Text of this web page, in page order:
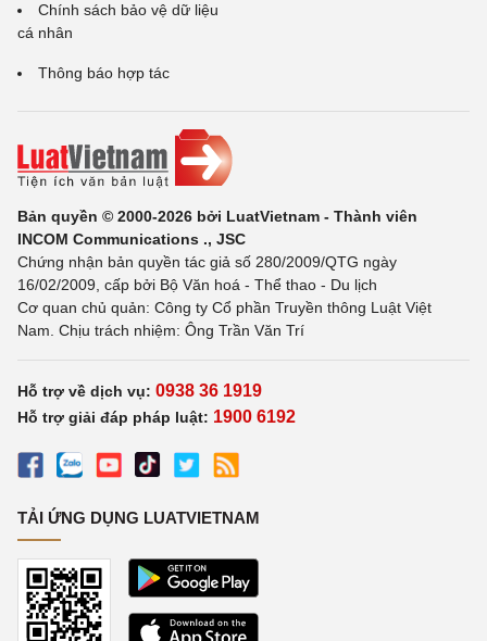
Chính sách bảo vệ dữ liệu
cá nhân
Thông báo hợp tác
Bản quyền © 2000-2026 bởi LuatVietnam - Thành viên
INCOM Communications ., JSC
Chứng nhận bản quyền tác giả số 280/2009/QTG ngày
16/02/2009, cấp bởi Bộ Văn hoá - Thể thao - Du lịch
Cơ quan chủ quản: Công ty Cổ phần Truyền thông Luật Việt
Nam. Chịu trách nhiệm: Ông Trần Văn Trí
Hỗ trợ về dịch vụ: 0938 36 1919
Hỗ trợ giải đáp pháp luật: 1900 6192
TẢI ỨNG DỤNG LUATVIETNAM